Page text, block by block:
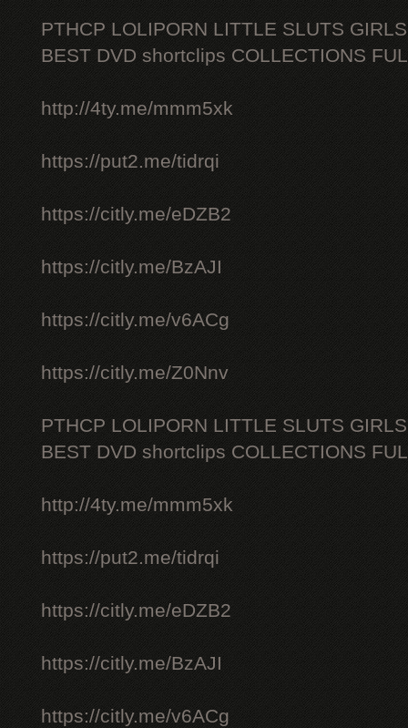
PTHCP LOLIPORN LITTLE SLUTS
BEST DVD shortclips COLLECTIONS
http://4ty.me/mmm5xk
https://put2.me/tidrqi
https://citly.me/eDZB2
https://citly.me/BzAJI
https://citly.me/v6ACg
https://citly.me/Z0Nnv
PTHCP LOLIPORN LITTLE SLUTS
BEST DVD shortclips COLLECTIONS
http://4ty.me/mmm5xk
https://put2.me/tidrqi
https://citly.me/eDZB2
https://citly.me/BzAJI
https://citly.me/v6ACg